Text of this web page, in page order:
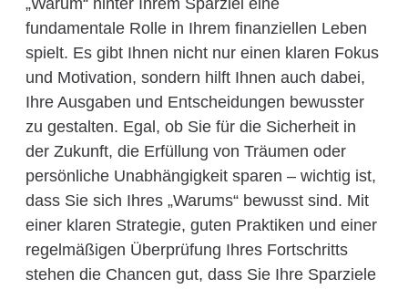
fundamentale Rolle in Ihrem finanziellen Leben
spielt. Es gibt Ihnen nicht nur einen klaren Fokus
und Motivation, sondern hilft Ihnen auch dabei,
Ihre Ausgaben und Entscheidungen bewusster
zu gestalten. Egal, ob Sie für die Sicherheit in
der Zukunft, die Erfüllung von Träumen oder
persönliche Unabhängigkeit sparen – wichtig ist,
dass Sie sich Ihres „Warums“ bewusst sind. Mit
einer klaren Strategie, guten Praktiken und einer
regelmäßigen Überprüfung Ihres Fortschritts
stehen die Chancen gut, dass Sie Ihre Sparziele